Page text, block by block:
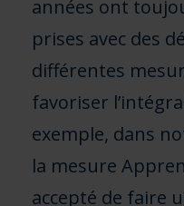
années ont
prises avec des
différentes
favoriser
exemple, dans
la mesure
accepté de faire